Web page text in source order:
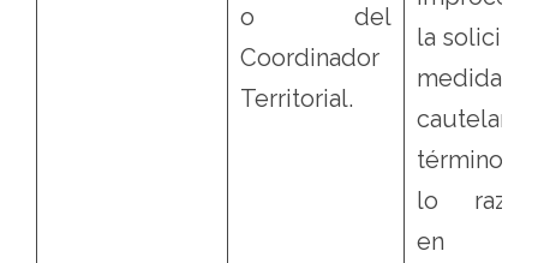
o del
Coordinador
Territorial.
la
medidas
lo
en